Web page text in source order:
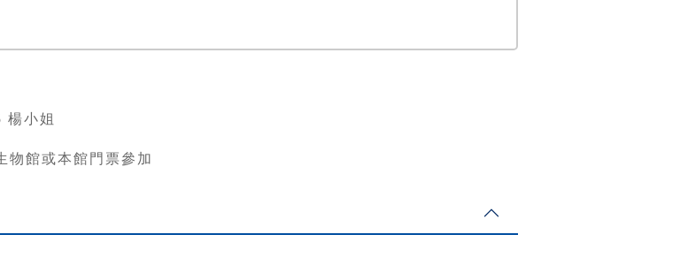
楊小姐
物館或本館門票參加